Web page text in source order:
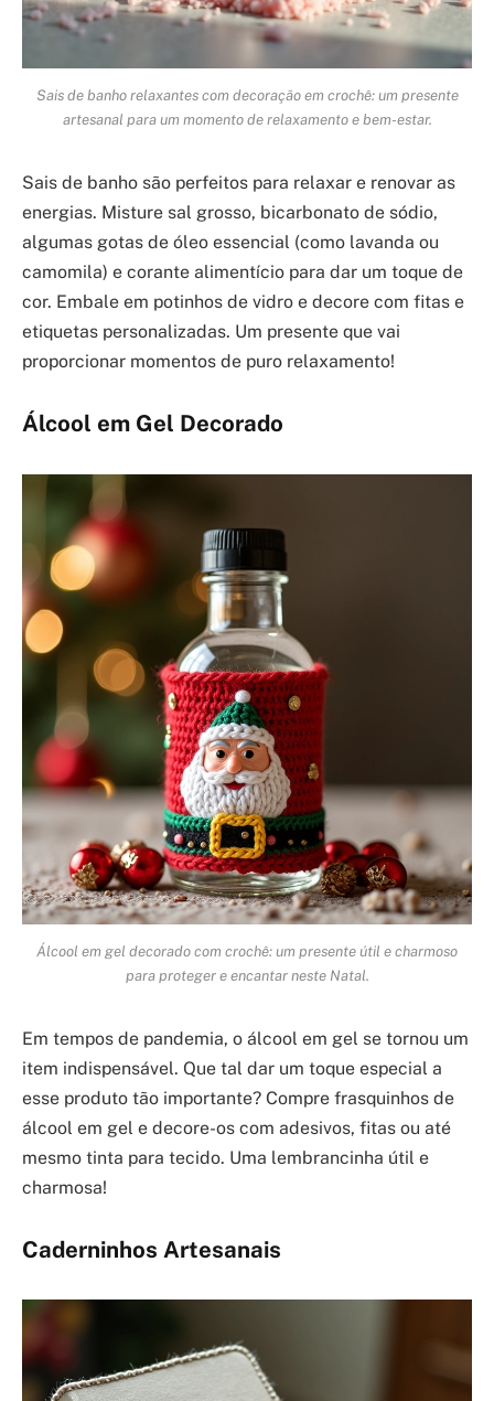
Sais de banho relaxantes com decoração em crochê: um presente
artesanal para um momento de relaxamento e bem-estar.
Sais de banho são perfeitos para relaxar e renovar as
energias. Misture sal grosso, bicarbonato de sódio,
algumas gotas de óleo essencial (como lavanda ou
camomila) e corante alimentício para dar um toque de
cor. Embale em potinhos de vidro e decore com fitas e
etiquetas personalizadas. Um presente que vai
proporcionar momentos de puro relaxamento!
Álcool em Gel Decorado
Álcool em gel decorado com crochê: um presente útil e charmoso
para proteger e encantar neste Natal.
Em tempos de pandemia, o álcool em gel se tornou um
item indispensável. Que tal dar um toque especial a
esse produto tão importante? Compre frasquinhos de
álcool em gel e decore-os com adesivos, fitas ou até
mesmo tinta para tecido. Uma lembrancinha útil e
charmosa!
Caderninhos Artesanais